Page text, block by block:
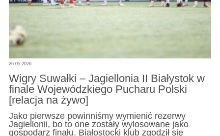
26.05.2026
Wigry Suwałki – Jagiellonia II Białystok w
finale Wojewódzkiego Pucharu Polski
[relacja na żywo]
Jako pierwsze powinniśmy wymienić rezerwy
Jagiellonii, bo to one zostały wylosowane jako
gospodarz finału. Białostocki klub zgodził się